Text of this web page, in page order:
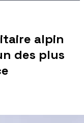
alpin
des plus